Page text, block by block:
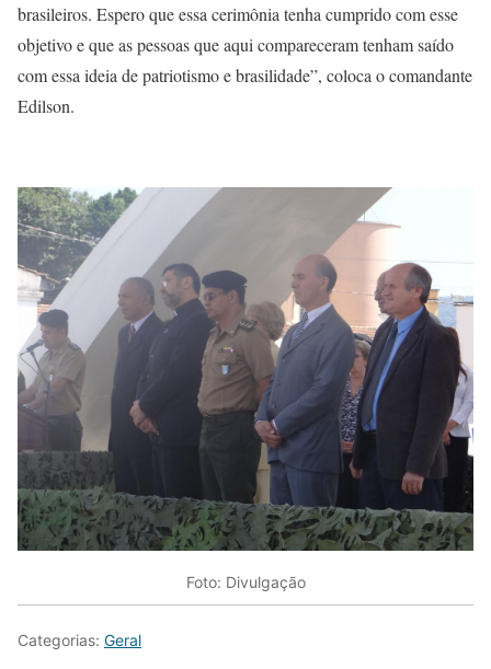
brasileiros. Espero que essa cerimônia tenha cumprido com esse
objetivo e que as pessoas que aqui compareceram tenham saído
com essa ideia de patriotismo e brasilidade”, coloca o comandante
Edilson.
Foto: Divulgação
Categorias: Geral